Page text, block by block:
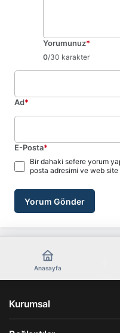
Yorumunuz*
0/30 karakter
Ad*
E-Posta*
Bir dahaki sefere yorum
posta adresimi ve web site
Yorum Gönder
Anasayfa
Kurumsal